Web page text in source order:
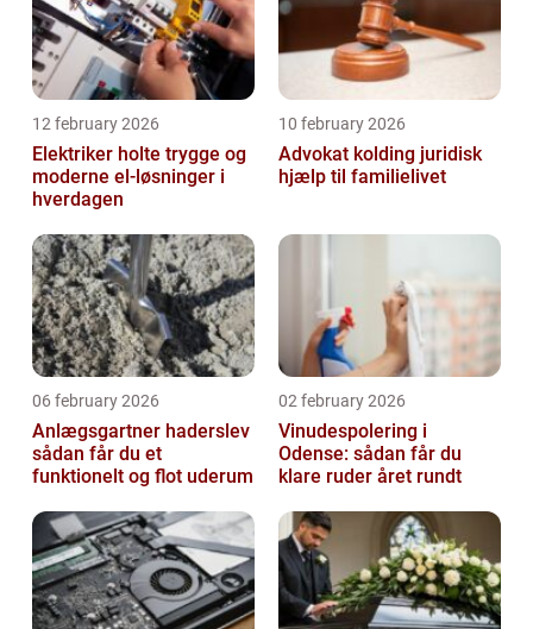
12 february 2026
Elektriker holte trygge og
moderne el-løsninger i
hverdagen
10 february 2026
Advokat kolding juridisk
hjælp til familielivet
06 february 2026
Anlægsgartner haderslev
sådan får du et
funktionelt og flot uderum
02 february 2026
Vinudespolering i
Odense: sådan får du
klare ruder året rundt